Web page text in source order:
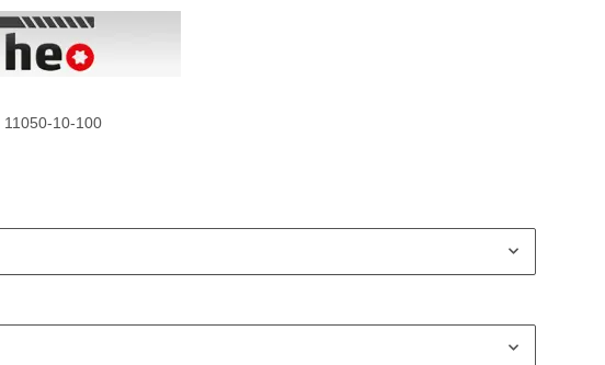
11050-10-100